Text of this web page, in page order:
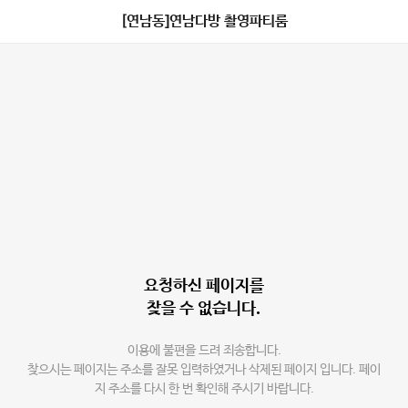
[연남동]연남다방 촬영파티룸
요청하신 페이지를
찾을 수 없습니다.
이용에 불편을 드려 죄송합니다.
찾으시는 페이지는 주소를 잘못 입력하였거나 삭제된 페이지 입니다. 페이
지 주소를 다시 한 번 확인해 주시기 바랍니다.